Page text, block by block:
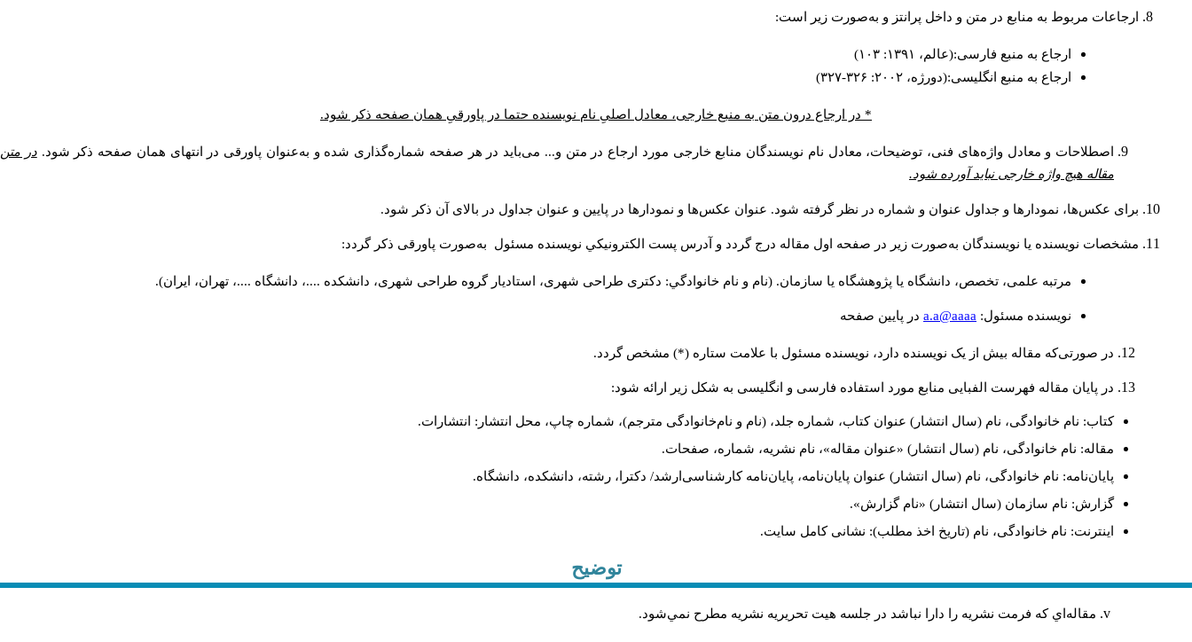
ارجاعات مربوط به منابع در متن و داخل پرانتز و به‌صورت زیر است:
ارجاع به منبع فارسی:(عالم، ۱۳۹۱: ۱۰۳)
ارجاع به منبع انگلیسی:(دورژه، ۲۰۰۲: ۳۲۶-۳۲۷)
* در ارجاع درون متن به منبع خارجی، معادل اصلیِ نام نویسنده حتما در پاورقیِ همان صفحه ذکر شود.
اصطلاحات و معادل واژه‌های فنی، توضیحات، معادل نام نویسندگان منابع خارجی مورد ارجاع در متن و... می‌باید در هر صفحه شماره‌گذاری شده و به‌عنوان پاورقی در انتهای همان صفحه ذکر شود. در متن
مقاله هیچ واژه خارجی نباید آورده شود.
برای عکس‌ها، نمودارها و جداول عنوان و شماره در نظر گرفته شود. عنوان عکس‌ها و نمودارها در پایین و عنوان جداول در بالای آن ذکر شود.
مشخصات نویسنده یا نویسندگان به‌صورت زیر در صفحه اول مقاله درج گردد و آدرس پست الكترونيكي نويسنده مسئول به‌صورت پاورقی ذکر گردد:
مرتبه علمی، تخصص، دانشگاه یا پژوهشگاه یا سازمان. (نام و نام خانوادگي: دکتری طراحی شهری، استادیار گروه طراحی شهری، دانشکده ....، دانشگاه ....، تهران، ایران).
نويسنده مسئول: a.a@aaaa در پايين صفحه
در صورتی‌که مقاله بیش از یک نویسنده دارد، نویسنده مسئول با علامت ستاره (*) مشخص گردد.
در پایان مقاله فهرست الفبایی منابع مورد استفاده فارسی و انگلیسی به شکل زیر ارائه شود:
کتاب: نام خانوادگی، نام (سال انتشار) عنوان کتاب، شماره جلد، (نام و نام‌خانوادگی مترجم)، شماره چاپ، محل انتشار: انتشارات.
مقاله: نام خانوادگی، نام (سال انتشار) «عنوان مقاله»، نام نشریه، شماره، صفحات.
پایان‌نامه: نام خانوادگی، نام (سال انتشار) عنوان پایان‌نامه، پایان‌نامه کارشناسی‌ارشد/ دکترا، رشته، دانشکده، دانشگاه.
گزارش: نام سازمان (سال انتشار) «نام گزارش».
اینترنت: نام خانوادگی، نام (تاریخ اخذ مطلب): نشانی کامل سایت.
توضیح
مقاله‌اي كه فرمت نشريه را دارا نباشد در جلسه هيت تحريريه نشريه مطرح نمي‌شود.